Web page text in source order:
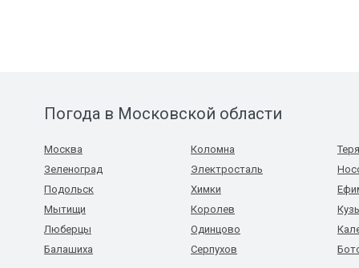
Погода в Московской области
Москва
Зеленоград
Подольск
Мытищи
Люберцы
Балашиха
Коломна
Электросталь
Химки
Королев
Одинцово
Серпухов